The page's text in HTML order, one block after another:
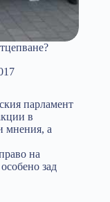
парламент
в
мнения, а
на
зад